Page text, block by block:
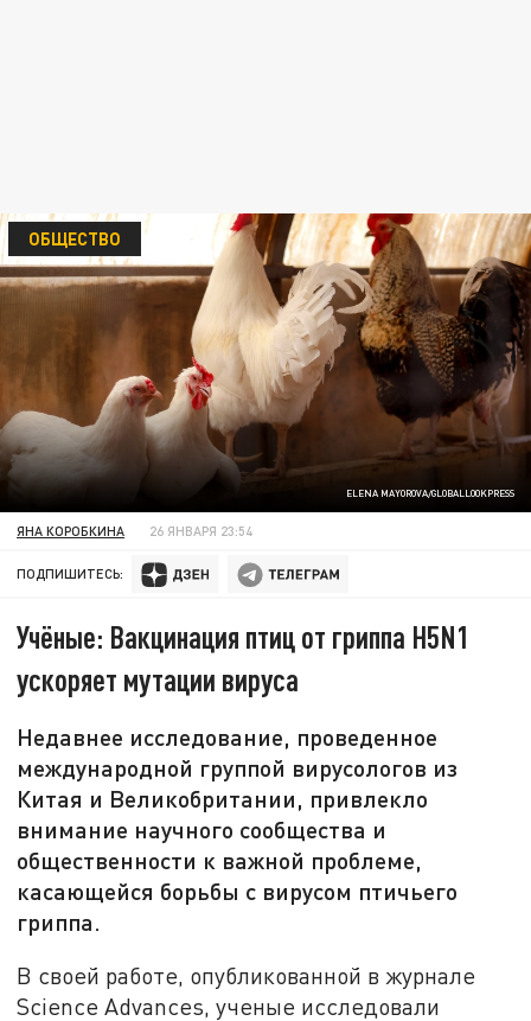
ELENA MAYOROVA/GLOBALLOOKPRESS
ОБЩЕСТВО
ЯНА КОРОБКИНА 26 ЯНВАРЯ 23:54
ПОДПИШИТЕСЬ:
Учёные: Вакцинация птиц от гриппа H5N1
ускоряет мутации вируса
Недавнее исследование, проведенное
международной группой вирусологов из
Китая и Великобритании, привлекло
внимание научного сообщества и
общественности к важной проблеме,
касающейся борьбы с вирусом птичьего
гриппа.
В своей работе, опубликованной в журнале
Science Advances, ученые исследовали